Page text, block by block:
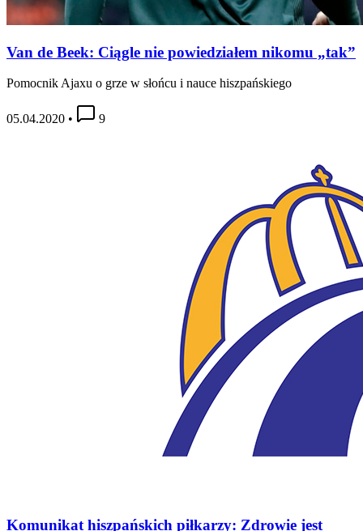
Van de Beek: Ciągle nie powiedziałem nikomu „tak”
Pomocnik Ajaxu o grze w słońcu i nauce hiszpańskiego
05.04.2020 • 9
Komunikat hiszpańskich piłkarzy: Zdrowie jest